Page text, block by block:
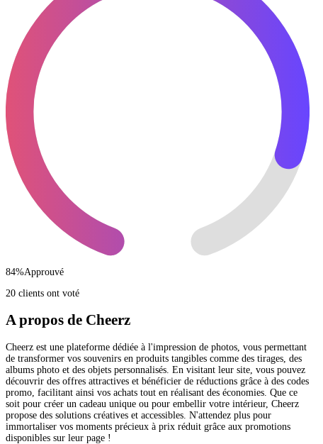
84%Approuvé
20 clients ont voté
A propos de Cheerz
Cheerz est une plateforme dédiée à l'impression de photos, vous permettant
de transformer vos souvenirs en produits tangibles comme des tirages, des
albums photo et des objets personnalisés. En visitant leur site, vous pouvez
découvrir des offres attractives et bénéficier de réductions grâce à des codes
promo, facilitant ainsi vos achats tout en réalisant des économies. Que ce
soit pour créer un cadeau unique ou pour embellir votre intérieur, Cheerz
propose des solutions créatives et accessibles. N'attendez plus pour
immortaliser vos moments précieux à prix réduit grâce aux promotions
disponibles sur leur page !